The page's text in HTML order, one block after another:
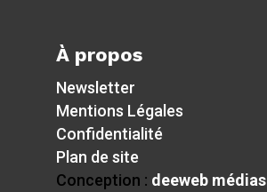
À propos
Newsletter
Mentions Légales
Confidentialité
Plan de site
Conception : deeweb médias